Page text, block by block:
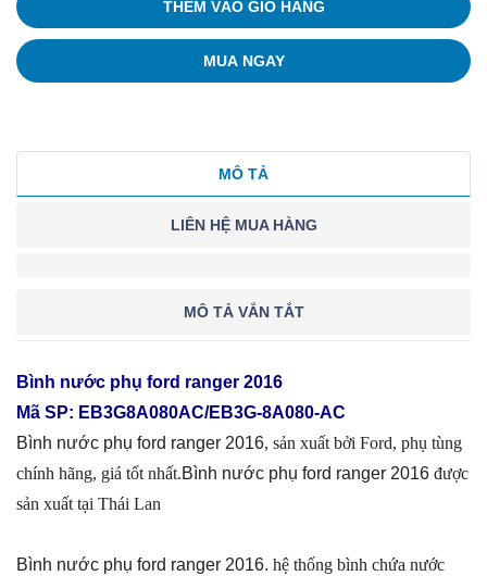
THÊM VÀO GIỎ HÀNG
MUA NGAY
MÔ TẢ
LIÊN HỆ MUA HÀNG
MÔ TẢ VẮN TẮT
Bình nước phụ ford ranger 2016
Mã SP: EB3G8A080AC/EB3G-8A080-AC
Bình nước phụ ford ranger 2016, sản xuất bởi Ford, phụ tùng
chính hãng, giá tốt nhất.Bình nước phụ ford ranger 2016 được
sản xuất tại Thái Lan
Bình nước phụ ford ranger 2016. hệ thống bình chứa nước